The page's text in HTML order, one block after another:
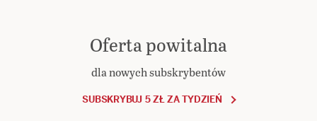
Oferta powitalna
dla nowych subskrybentów
SUBSKRYBUJ 5 ZŁ ZA TYDZIEŃ